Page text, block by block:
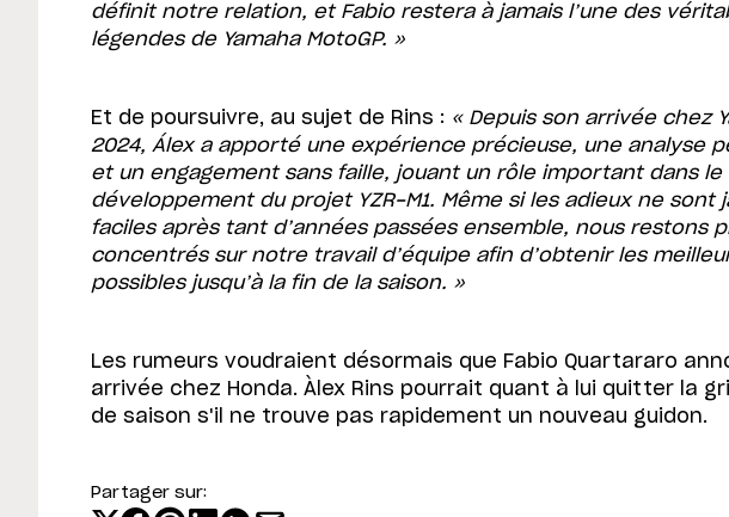
définit notre relation, et Fabio restera à jamais l’une des
légendes de Yamaha MotoGP. »
Et de poursuivre, au sujet de Rins : « Depuis son arrivée chez
2024, Álex a apporté une expérience précieuse, une analyse
et un engagement sans faille, jouant un rôle important dans le
développement du projet YZR-M1. Même si les adieux ne sont
faciles après tant d’années passées ensemble, nous restons
concentrés sur notre travail d’équipe afin d’obtenir les
possibles jusqu’à la fin de la saison. »
Les rumeurs voudraient désormais que Fabio Quartararo
arrivée chez Honda. Àlex Rins pourrait quant à lui quitter la
de saison s'il ne trouve pas rapidement un nouveau guidon.
Partager sur: